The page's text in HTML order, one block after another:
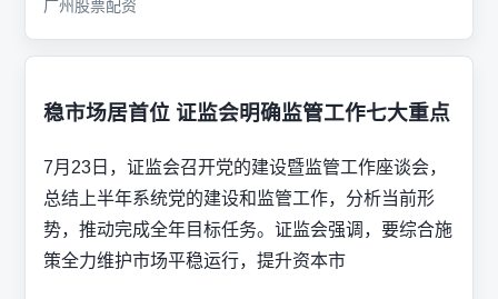
广州股票配资
稳市场居首位 证监会明确监管工作七大重点
7月23日，证监会召开党的建设暨监管工作座谈会，
总结上半年系统党的建设和监管工作，分析当前形
势，推动完成全年目标任务。证监会强调，要综合施
策全力维护市场平稳运行，提升资本市